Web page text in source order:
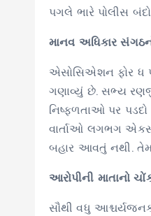
પગલે ભારે પોલીસ
માનવ અધિકાર
એસોસિએશન ફોર ધ
ગણાવ્યું છે. સભ્ય
નિષ્ફળતાઓ પર પડદો
વાર્તાઓ લગભગ
બહાર આવતું નથી.
આરોપીની માતાનો
સૌથી વધુ